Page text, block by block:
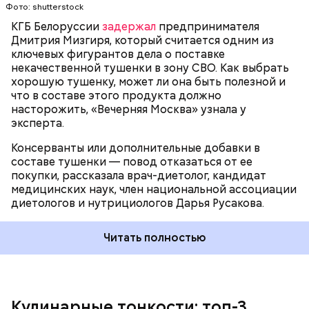
Фото: shutterstock
КГБ Белоруссиизадержал предпринимателя
Дмитрия Мизгиря, который считается одним из
ключевых фигурантов дела о поставке
некачественной тушенки в зону СВО. Как выбрать
хорошую тушенку, может ли она быть полезной и
что в составе этого продукта должно
насторожить, «Вечерняя Москва» узнала у
эксперта.
Консерванты или дополнительные добавки в
составе тушенки — повод отказаться от ее
покупки, рассказала врач-диетолог, кандидат
медицинских наук, член национальной ассоциации
диетологов и нутрициологов Дарья Русакова.
Читать полностью
Кабачок — 1 шт.
Желтый болгарский перец — 1 шт.
Красный болгарский перец — 1 шт.
Зеленый перец — 1 шт.
Баклажан — 1 шт.
Помидор — 2 шт.
Сыр адыгейский —200 гр.
350 граммов муки;
2 чайных ложки разрыхлителя;
150 граммов изюма.